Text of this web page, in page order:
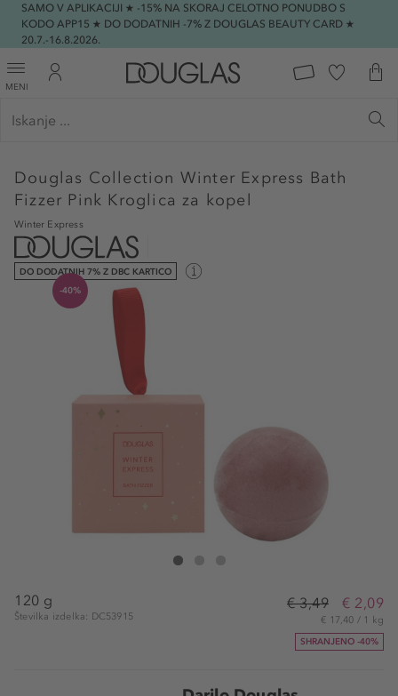
SAMO V APLIKACIJI ★ -15% NA SKORAJ CELOTNO PONUDBO S
KODO APP15 ★ DO DODATNIH -7% Z DOUGLAS BEAUTY CARD ★
20.7.-16.8.2026.
MENI
Douglas Collection Winter Express Bath
Fizzer Pink Kroglica za kopel
Winter Express
DO DODATNIH 7% Z DBC KARTICO
-40%
Douglas Collection Winter Express Bath Fizzer Pink
120 g
Številka izdelka: DC53915
€ 3,49 € 2,09
€ 17,40 / 1 kg
SHRANJENO -40%